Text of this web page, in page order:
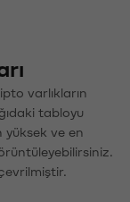
varlıkların
tabloyu
yüksek ve en